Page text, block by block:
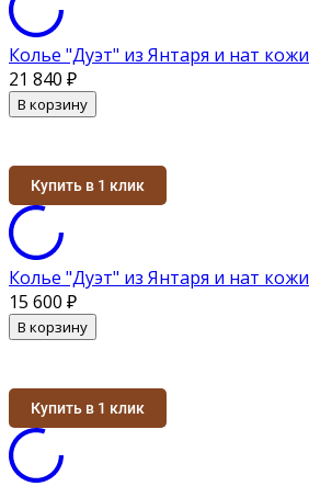
Колье "Дуэт" из Янтаря и нат кожи
21 840 ₽
В корзину
Купить в 1 клик
Колье "Дуэт" из Янтаря и нат кожи
15 600 ₽
В корзину
Купить в 1 клик